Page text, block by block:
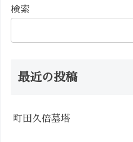
検索
最近の投稿
町田久倍墓塔